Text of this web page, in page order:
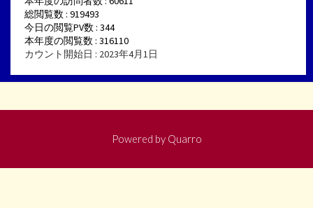
総閲覧数 : 919493
今日の閲覧PV数 : 344
本年度の閲覧数 : 316110
カウント開始日 : 2023年4月1日
Powered by Quarro